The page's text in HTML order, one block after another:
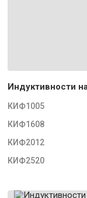
Индуктивности
КИФ1005
КИФ1608
КИФ2012
КИФ2520